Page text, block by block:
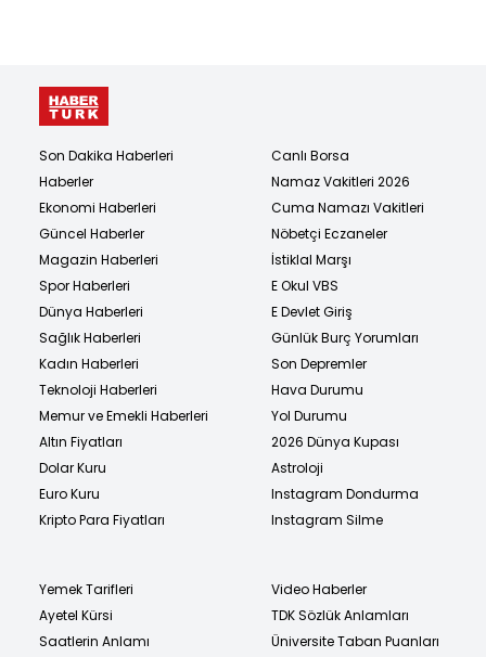
Son Dakika Haberleri
Haberler
Ekonomi Haberleri
Güncel Haberler
Magazin Haberleri
Spor Haberleri
Dünya Haberleri
Sağlık Haberleri
Kadın Haberleri
Teknoloji Haberleri
Memur ve Emekli Haberleri
Altın Fiyatları
Dolar Kuru
Euro Kuru
Kripto Para Fiyatları
Canlı Borsa
Namaz Vakitleri 2026
Cuma Namazı Vakitleri
Nöbetçi Eczaneler
İstiklal Marşı
E Okul VBS
E Devlet Giriş
Günlük Burç Yorumları
Son Depremler
Hava Durumu
Yol Durumu
2026 Dünya Kupası
Astroloji
Instagram Dondurma
Instagram Silme
Yemek Tarifleri
Ayetel Kürsi
Saatlerin Anlamı
Video Haberler
TDK Sözlük Anlamları
Üniversite Taban Puanları